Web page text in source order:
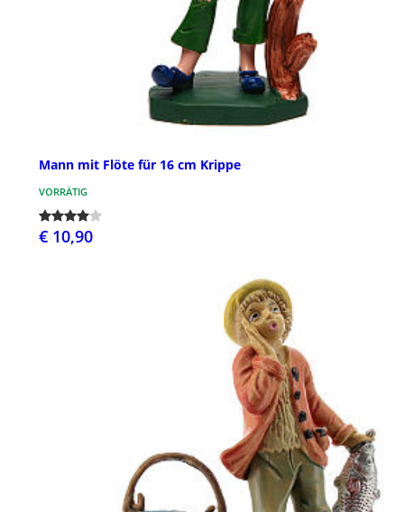
Mann mit Flöte für 16 cm Krippe
VORRÄTIG
€ 10,90